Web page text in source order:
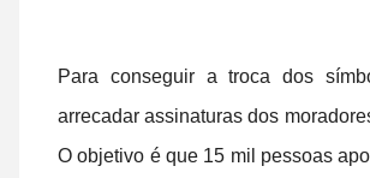
Para conseguir a troca dos
arrecadar assinaturas dos
O objetivo é que 15 mil pessoas